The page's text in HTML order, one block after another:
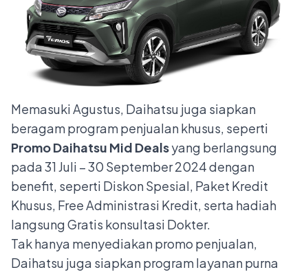
Memasuki Agustus, Daihatsu juga siapkan
beragam program penjualan khusus, seperti
Promo Daihatsu Mid Dealsyang berlangsung
pada 31 Juli – 30 September 2024 dengan
benefit, seperti Diskon Spesial, Paket Kredit
Khusus, Free Administrasi Kredit, serta hadiah
langsung Gratis konsultasi Dokter.
Tak hanya menyediakan promo penjualan,
Daihatsu juga siapkan program layanan purna